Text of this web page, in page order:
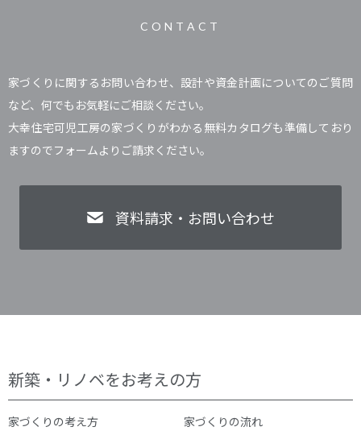
CONTACT
家づくりに関するお問い合わせ、設計や資金計画についてのご質問
など、何でもお気軽にご相談ください。
大幸住宅可児工房の家づくりがわかる無料カタログも準備しており
ますのでフォームよりご請求ください。
資料請求・お問い合わせ
新築・リノベをお考えの方
家づくりの考え方
家づくりの流れ